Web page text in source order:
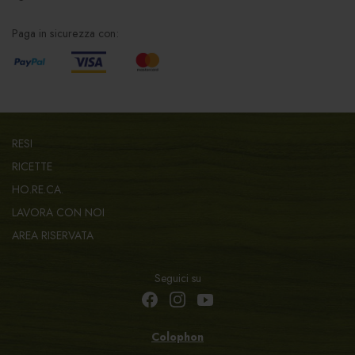
Paga in sicurezza con:
RESI
RICETTE
HO.RE.CA.
LAVORA CON NOI
AREA RISERVATA
Seguici su
Colophon